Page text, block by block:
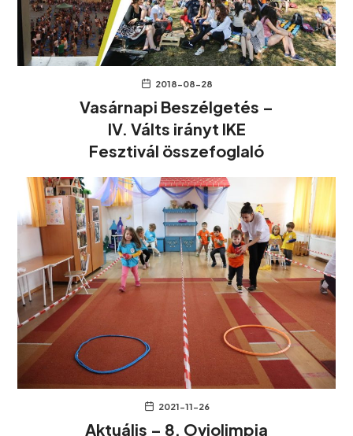
2018-08-28
Vasárnapi Beszélgetés –
IV. Válts irányt IKE
Fesztivál összefoglaló
2021-11-26
Aktuális – 8. Oviolimpia